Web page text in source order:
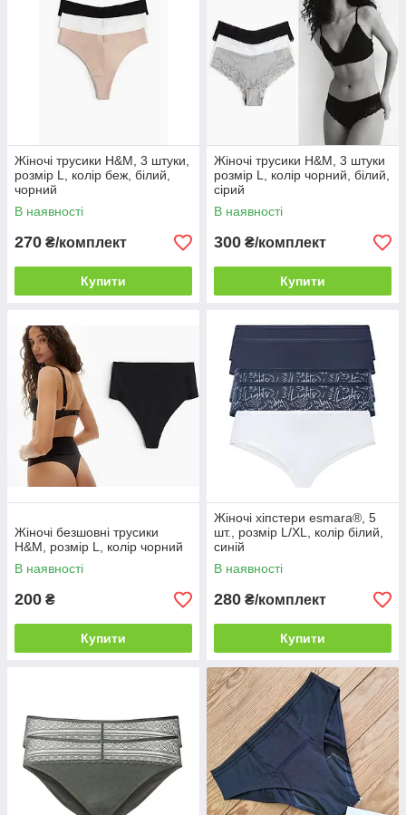
Жіночі трусики H&M, 3 штуки,
розмір L, колір беж, білий,
чорний
В наявності
270 ₴/комплект
Купити
Жіночі трусики H&M, 3 штуки
розмір L, колір чорний, білий,
сірий
В наявності
300 ₴/комплект
Купити
Жіночі безшовні трусики
H&M, розмір L, колір чорний
В наявності
200 ₴
Купити
Жіночі хіпстери esmara®, 5
шт., розмір L/XL, колір білий,
синій
В наявності
280 ₴/комплект
Купити